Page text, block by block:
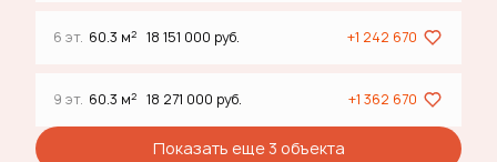
6 эт. 60.3 м2 18 151 000 руб. +1 242 670
9 эт. 60.3 м2 18 271 000 руб. +1 362 670
Показать еще 3 объектa